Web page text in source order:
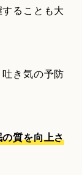
ることも大
き気の予防
質を向上さ